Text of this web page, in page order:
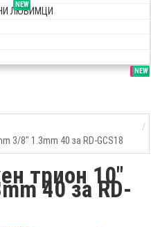
NEW
ЛЮБИМЦИ
SALE
NEW
3/8" 1.3mm 40 за RD-GCS18
трион 10"
40 за RD-